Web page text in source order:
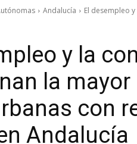
Andalucía El desempleo
y la
la
con
Andalucía